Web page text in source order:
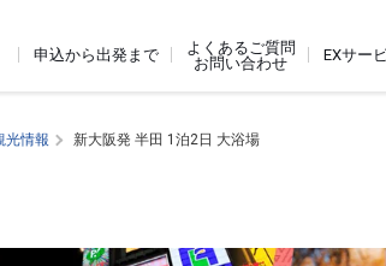
申込から出発まで
よくあるご質問
お問い合わせ
EXサー
光情報 新大阪発 半田 1泊2日 大浴場